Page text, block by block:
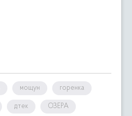
мощун горенка
дтек ОЗЕРА